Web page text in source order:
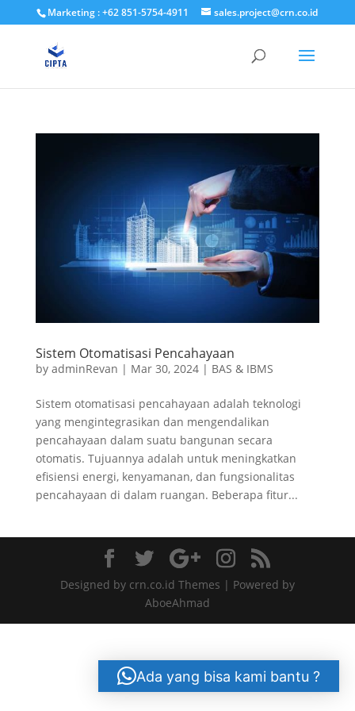
Marketing : +62 851-5754-4911 sales.project@crn.co.id
Sistem Otomatisasi Pencahayaan
by adminRevan | Mar 30, 2024| BAS & IBMS
Sistem otomatisasi pencahayaan adalah teknologi
yang mengintegrasikan dan mengendalikan
pencahayaan dalam suatu bangunan secara
otomatis. Tujuannya adalah untuk meningkatkan
efisiensi energi, kenyamanan, dan fungsionalitas
pencahayaan di dalam ruangan. Beberapa fitur...
Designed by crn.co.id Themes | Powered by
AboeAhmad
Ada yang bisa kami bantu ?